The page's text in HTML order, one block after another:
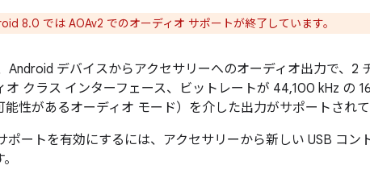
8.0 では AOAv2 でのオーディオ サポートが終了しています。
Android デバイスからアクセサリーへのオーディオ出力で、2
オ クラス インターフェース、ビットレートが 44,100 kHz の
性があるオーディオ モード）を介した出力がサポートされて
ポートを有効にするには、アクセサリーから新しい USB コン